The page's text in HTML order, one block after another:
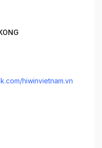
hiwinvietnam.vn